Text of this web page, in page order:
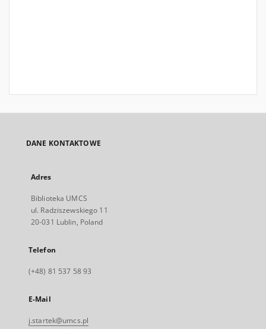
DANE KONTAKTOWE
Adres
Biblioteka UMCS
ul. Radziszewskiego 11
20-031 Lublin, Poland
Telefon
(+48) 81 537 58 93
E-Mail
j.startek@umcs.pl